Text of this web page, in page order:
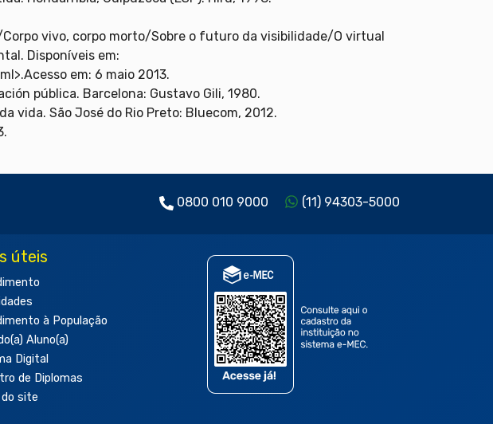
vivo, corpo morto/Sobre o futuro da visibilidade/O virtual
Disponíveis em:
em: 6 maio 2013.
pública. Barcelona: Gustavo Gili, 1980.
vida. São José do Rio Preto: Bluecom, 2012.
0800 010 9000 (11) 94303-5000
úteis
à População
Aluno(a)
Digital
de Diplomas
do site